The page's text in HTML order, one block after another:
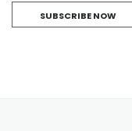
SUBSCRIBE NOW